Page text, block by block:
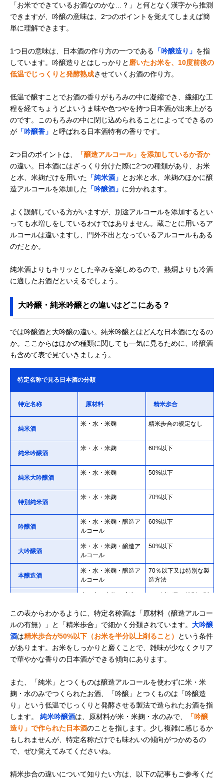
「お米でできているお酒なのかな…？」と何となく漢字から推測
できますが、吟醸の意味は、2つのポイントを覚えてしまえば簡
単に理解できます。
1つ目の意味は、日本酒の作り方の一つである 「吟醸造り」 を指
しています。吟醸造りとはしっかりと 磨いたお米を、10度前後の
低温でじっくりと発酵熟成させていくお酒の作り方。
低温で醸すことでお酒の香りがもろみの中に凝縮でき、繊細な工
程を経てちょうどよいうま味や色つやを持つ日本酒が出来上がる
のです。このもろみの中に閉じ込められることによってできるの
が 「吟醸香」 と呼ばれる日本酒特有の香りです。
2つ目のポイントは、
「醸造アルコール」を添加しているか否か
の違い。日本酒にはざっくり分けた際に2つの種類があり、お米
と水、米麹だけを用いた 「純米酒」 とお米と水、米麹のほかに醸
造アルコールを添加した 「吟醸酒」 に分かれます。
よく誤解している方がいますが、別途アルコールを添加するとい
っても水増しをしているわけではありません。蔵ごとに用いるア
ルコールは違いますし、門外不出となっているアルコールもある
のだとか。
純米酒よりもキリッとした辛みを楽しめるので、熱燗よりも冷酒
に適したお酒だといえるでしょう。
大吟醸・純米吟醸との違いはどこにある？
では吟醸酒と大吟醸の違い。純米吟醸とはどんな日本酒になるの
か。ここからはほかの種類に関しても一気に見るために、吟醸酒
も含めて表で見ていきましょう。
特定名称で見る日本酒の分類
特定名称 原材料 精米歩合
純米酒
米・水・米麹 精米歩合の規定なし
純米吟醸酒
米・水・米麹 60%以下
純米大吟醸酒
米・水・米麹 50%以下
特別純米酒
米・水・米麹 70%以下
吟醸酒
米・水・米麹・醸造ア
ルコール
60%以下
大吟醸酒
米・水・米麹・醸造ア
ルコール
50%以下
本醸造酒
米・水・米麹・醸造ア
ルコール
70％以下又は特別な製
造方法
米・水・米麹・醸造ア
60%以下又は特別な製
この表からわかるように、特定名称酒は「原材料（醸造アルコー
ルの有無）」と「精米歩合」で細かく分類されています。 大吟醸
酒は精米歩合が50%以下（お米を半分以上削ること）
という条件
があります。お米をしっかりと磨くことで、雑味が少なくクリア
で華やかな香りの日本酒ができる傾向にあります。
また、「純米」とつくものは醸造アルコールを使わずに米・米
麹・水のみでつくられたお酒、「吟醸」とつくものは「吟醸造
り」という低温でじっくりと発酵させる製法で造られたお酒を指
します。 純米吟醸酒は、原材料が米・米麹・水のみで、
「吟醸
造り」で作られた日本酒のことを指します。少し複雑に感じるか
もしれませんが、特定名称だけでも味わいの傾向がつかめるの
で、ぜひ覚えてみてくださいね。
精米歩合の違いについて知りたい方は、以下の記事もご参考くだ